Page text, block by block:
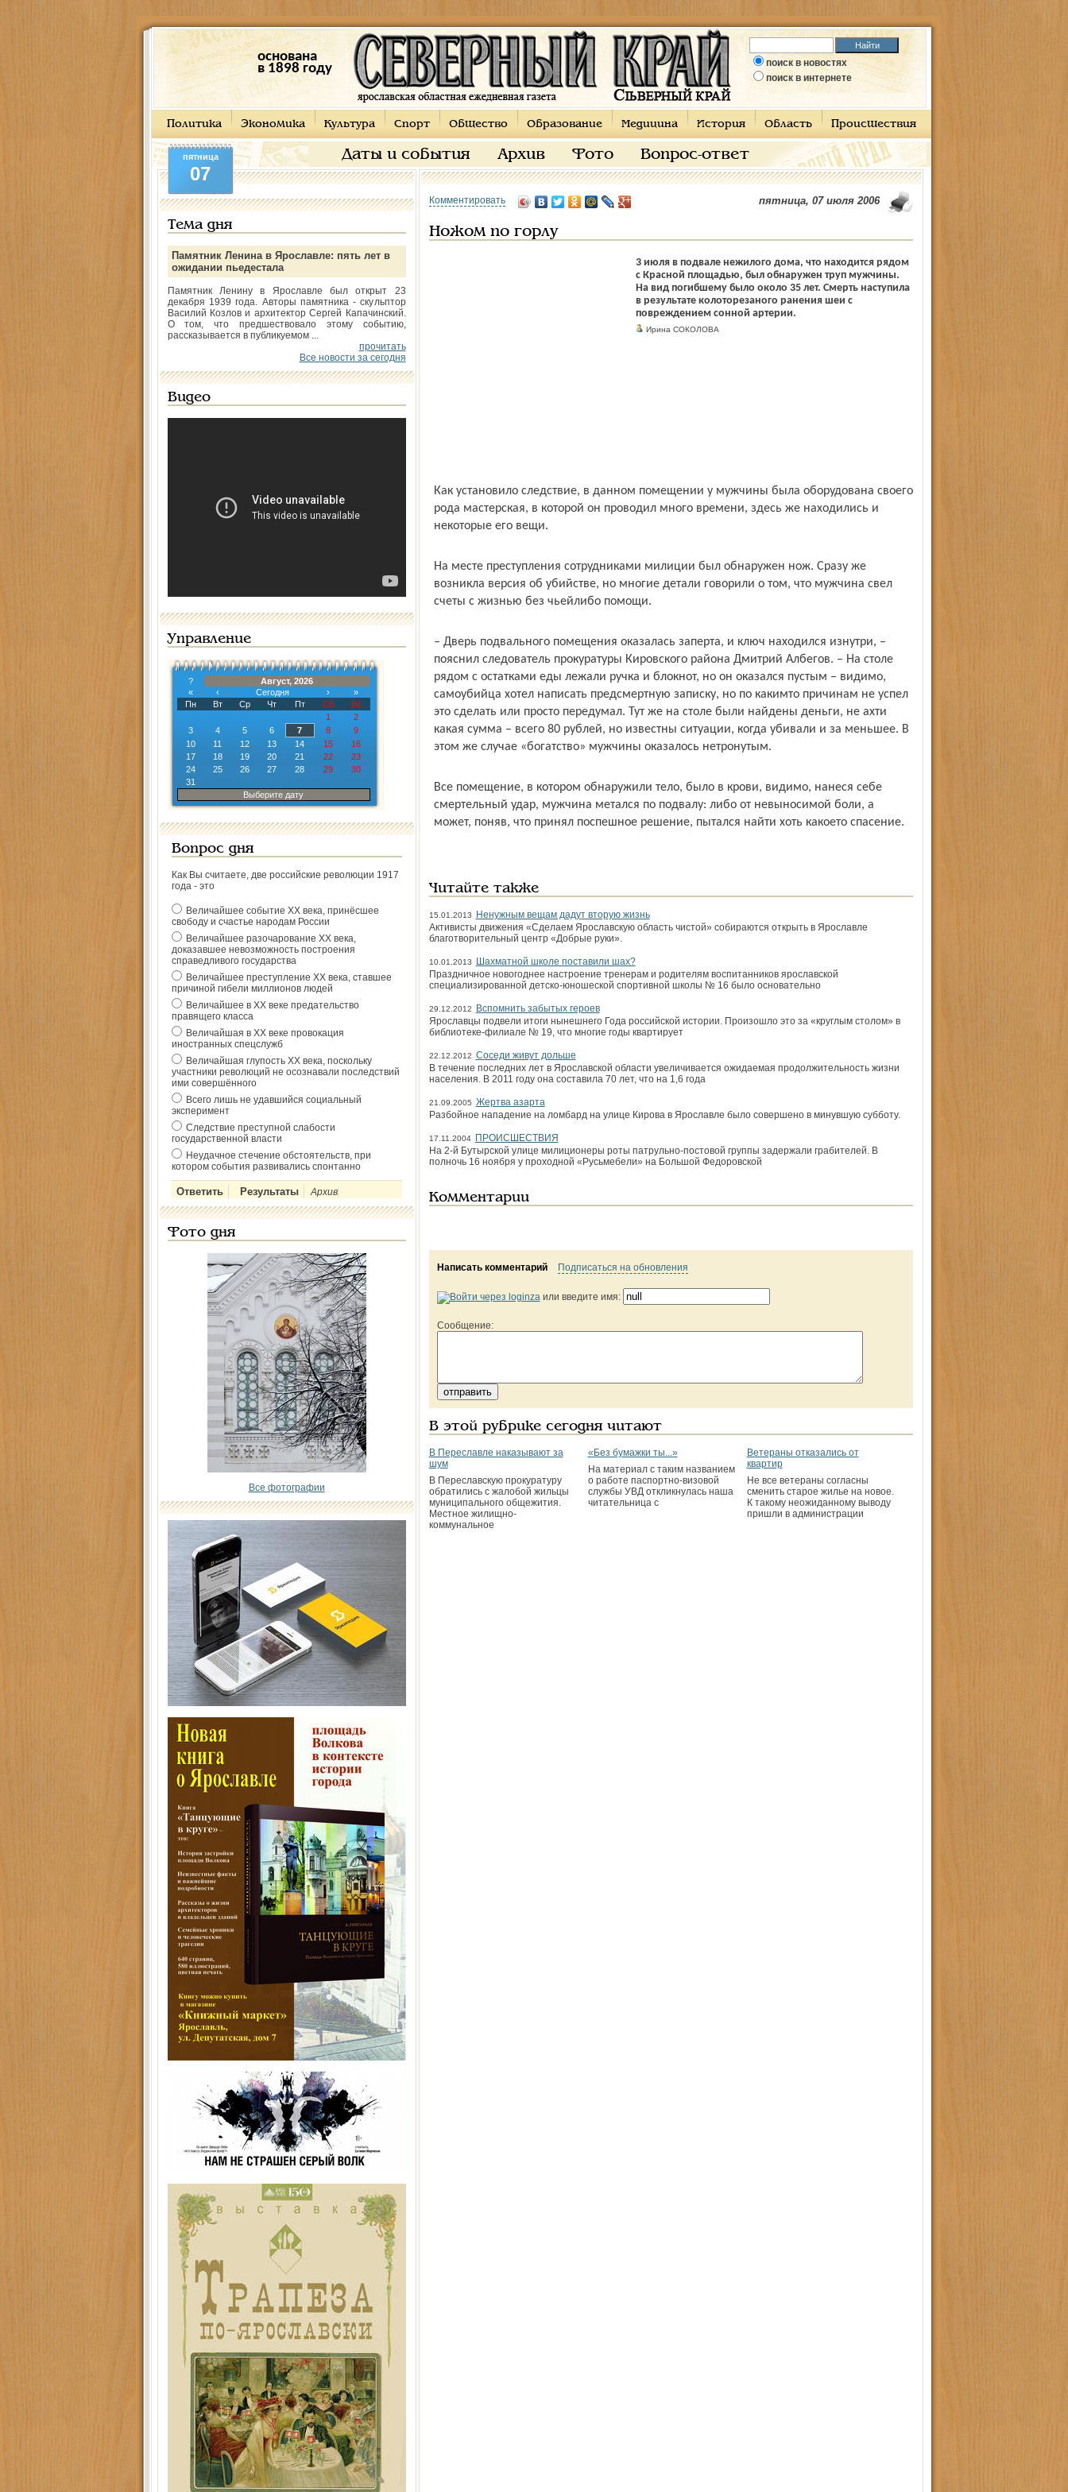
основана
в 1898 году
поиск в новостях
поиск в интернете
Политика Экономика Культура Спорт Общество Образование Медицина История Область Происшествия
Даты и события Архив Фото Вопрос-ответ
пятница
07
Тема дня
Памятник Ленина в Ярославле: пять лет в
ожидании пьедестала
Памятник Ленину в Ярославле был открыт 23
декабря 1939 года. Авторы памятника - скульптор
Василий Козлов и архитектор Сергей Капачинский.
О том, что предшествовало этому событию,
рассказывается в публикуемом ...
прочитать
Все новости за сегодня
Видео
Управление
?
Август, 2026
«
‹ Сегодня ›
»
Пн
Вт Ср Чт Пт Сб
Вс
1
2
3
4 5 6 7 8
9
10
11 12 13 14 15
16
17
18 19 20 21 22
23
24
25 26 27 28 29
30
31
Выберите дату
Вопрос дня
Как Вы считаете, две российские революции 1917
года - это
Величайшее событие ХХ века, принёсшее
свободу и счастье народам России
Величайшее разочарование ХХ века,
доказавшее невозможность построения
справедливого государства
Величайшее преступление ХХ века, ставшее
причиной гибели миллионов людей
Величайшее в ХХ веке предательство
правящего класса
Величайшая в ХХ веке провокация
иностранных спецслужб
Величайшая глупость ХХ века, поскольку
участники революций не осознавали последствий
ими совершённого
Всего лишь не удавшийся социальный
эксперимент
Следствие преступной слабости
государственной власти
Неудачное стечение обстоятельств, при
котором события развивались спонтанно
Архив
Фото дня
Все фотографии
Комментировать пятница, 07 июля 2006
Ножом по горлу
3 июля в подвале нежилого дома, что находится рядом
с Красной площадью, был обнаружен труп мужчины.
На вид погибшему было около 35 лет. Смерть наступила
в результате колото­резаного ранения шеи с
повреждением сонной артерии.
Ирина СОКОЛОВА
Как установило следствие, в данном помещении у мужчины была оборудована своего
рода мастерская, в которой он проводил много времени, здесь же находились и
некоторые его вещи.
На месте преступления сотрудниками милиции был обнаружен нож. Сразу же
возникла версия об убийстве, но многие детали говорили о том, что мужчина свел
счеты с жизнью без чьей­либо помощи.
– Дверь подвального помещения оказалась заперта, и ключ находился изнутри, –
пояснил следователь прокуратуры Кировского района Дмитрий Албегов. – На столе
рядом с остатками еды лежали ручка и блокнот, но он оказался пустым – видимо,
самоубийца хотел написать предсмертную запис­ку, но по каким­то причинам не успел
это сделать или просто передумал. Тут же на столе были найдены деньги, не ахти
какая сумма – всего 80 рублей, но известны ситуации, когда убивали и за меньшее. В
этом же случае «богатство» мужчины оказалось нетронутым.
Все помещение, в котором обнаружили тело, было в крови, видимо, нанеся себе
смертельный удар, мужчина метал­ся по подвалу: либо от невыносимой боли, а
может, поняв, что принял поспешное решение, пытался найти хоть какое­то спасение.
Читайте также
15.01.2013
Ненужным вещам дадут вторую жизнь
Активисты движения «Сделаем Ярославскую область чистой» собираются открыть в Ярославле
благотворительный центр «Добрые руки».
10.01.2013
Шахматной школе поставили шах?
Праздничное новогоднее настроение тренерам и родителям воспитанников ярославской
специализированной детско-юношеской спортивной школы № 16 было основательно
29.12.2012
Вспомнить забытых героев
Ярославцы подвели итоги нынешнего Года российской истории. Произошло это за «круглым столом» в
библиотеке-филиале № 19, что многие годы квартирует
22.12.2012 Соседи живут дольше
В течение последних лет в Ярославской области увеличивается ожидаемая продолжительность жизни
населения. В 2011 году она составила 70 лет, что на 1,6 года
21.09.2005 Жертва азарта
Разбойное нападение на ломбард на улице Кирова в Ярославле было совершено в минувшую субботу.
17.11.2004
ПРОИСШЕСТВИЯ
На 2-й Бутырской улице милиционеры роты патрульно-пос­товой группы задержали грабителей. В
полночь 16 ноября у проходной «Русьмебели» на Большой Федоровской
Комментарии
Написать комментарий Подписаться на обновления
или введите имя:
Сообщение:
В этой рубрике сегодня читают
В Переславле наказывают за
шум
В Переславскую прокуратуру
обратились с жалобой жильцы
муниципального общежития.
Местное жилищно­
коммунальное
«Без бумажки ты...»
На материал с таким названием
о работе паспортно-визовой
службы УВД откликнулась наша
читательница с
Ветераны отказались от
квартир
Не все ветераны согласны
сменить старое жилье на новое.
К такому неожиданному выводу
пришли в администрации